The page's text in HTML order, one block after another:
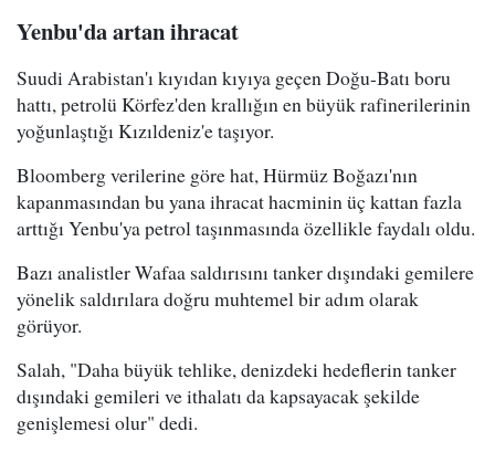
Yenbu'da artan ihracat
Suudi Arabistan'ı kıyıdan kıyıya geçen Doğu-Batı boru
hattı, petrolü Körfez'den krallığın en büyük rafinerilerinin
yoğunlaştığı Kızıldeniz'e taşıyor.
Bloomberg verilerine göre hat, Hürmüz Boğazı'nın
kapanmasından bu yana ihracat hacminin üç kattan fazla
arttığı Yenbu'ya petrol taşınmasında özellikle faydalı oldu.
Bazı analistler Wafaa saldırısını tanker dışındaki gemilere
yönelik saldırılara doğru muhtemel bir adım olarak
görüyor.
Salah, "Daha büyük tehlike, denizdeki hedeflerin tanker
dışındaki gemileri ve ithalatı da kapsayacak şekilde
genişlemesi olur" dedi.